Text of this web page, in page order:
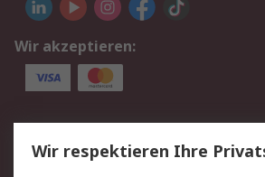
Wir akzeptieren:
Service
Value Added Services
Wir respektieren Ihre